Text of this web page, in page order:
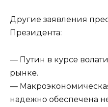
Другие заявления
Президента:
— Путин в курсе
рынке.
—
надежно обеспечена